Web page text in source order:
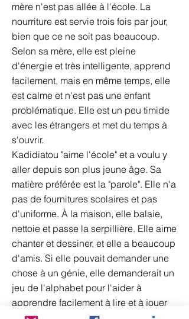
mère n'est pas allée à l'école. La
nourriture est servie trois fois par jour,
bien que ce ne soit pas beaucoup.
Selon sa mère, elle est pleine
d'énergie et très intelligente, apprend
facilement, mais en même temps, elle
est calme et n'est pas une enfant
problématique. Elle est un peu timide
avec les étrangers et met du temps à
s'ouvrir.
Kadidiatou "aime l'école" et a voulu y
aller depuis son plus jeune âge. Sa
matière préférée est la "parole". Elle n'a
pas de fournitures scolaires et pas
d'uniforme. À la maison, elle balaie,
nettoie et passe la serpillière. Elle aime
chanter et dessiner, et elle a beaucoup
d'amis. Si elle pouvait demander une
chose à un génie, elle demanderait un
jeu de l'alphabet pour l'aider à
apprendre facilement à lire et à jouer